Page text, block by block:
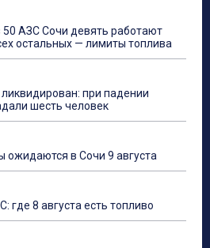
50 АЗС Сочи девять работают
остальных — лимиты топлива
при падении
шесть человек
ожидаются в Сочи 9 августа
где 8 августа есть топливо